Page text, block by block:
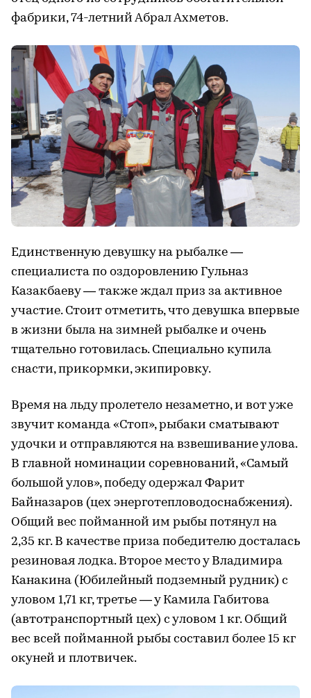
фабрики, 74-летний Абрал Ахметов.
Единственную девушку на рыбалке —
специалиста по оздоровлению Гульназ
Казакбаеву — также ждал приз за активное
участие. Стоит отметить, что девушка впервые
в жизни была на зимней рыбалке и очень
тщательно готовилась. Специально купила
снасти, прикормки, экипировку.
Время на льду пролетело незаметно, и вот уже
звучит команда «Стоп», рыбаки сматывают
удочки и отправляются на взвешивание улова.
В главной номинации соревнований, «Самый
большой улов», победу одержал Фарит
Байназаров (цех энерготепловодоснабжения).
Общий вес пойманной им рыбы потянул на
2,35 кг. В качестве приза победителю досталась
резиновая лодка. Второе место у Владимира
Канакина (Юбилейный подземный рудник) с
уловом 1,71 кг, третье — у Камила Габитова
(автотранспортный цех) с уловом 1 кг. Общий
вес всей пойманной рыбы составил более 15 кг
окуней и плотвичек.